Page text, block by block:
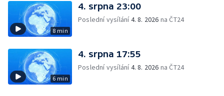
8 min
4. srpna 23:00
Poslední vysílání4. 8. 2026 na ČT24
6 min
4. srpna 17:55
Poslední vysílání4. 8. 2026 na ČT24